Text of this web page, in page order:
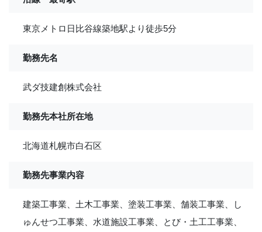
東京メトロ日比谷線築地駅より徒歩5分
勤務先名
武ダ技建創株式会社
勤務先本社所在地
北海道札幌市白石区
勤務先事業内容
建築工事業、土木工事業、塗装工事業、舗装工事業、し
ゅんせつ工事業、水道施設工事業、とび・土工工事業、